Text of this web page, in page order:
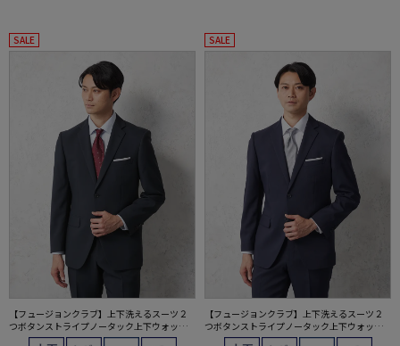
SALE
【フュージョンクラブ】上下洗えるスーツ２
つボタンストライプノータック上下ウォッシ
ャブル通年ポリエステル100%
SALE
【フュージョンクラブ】上下洗えるスーツ２
つボタンストライプノータック上下ウォッシ
ャブル通年ポリエステル100%